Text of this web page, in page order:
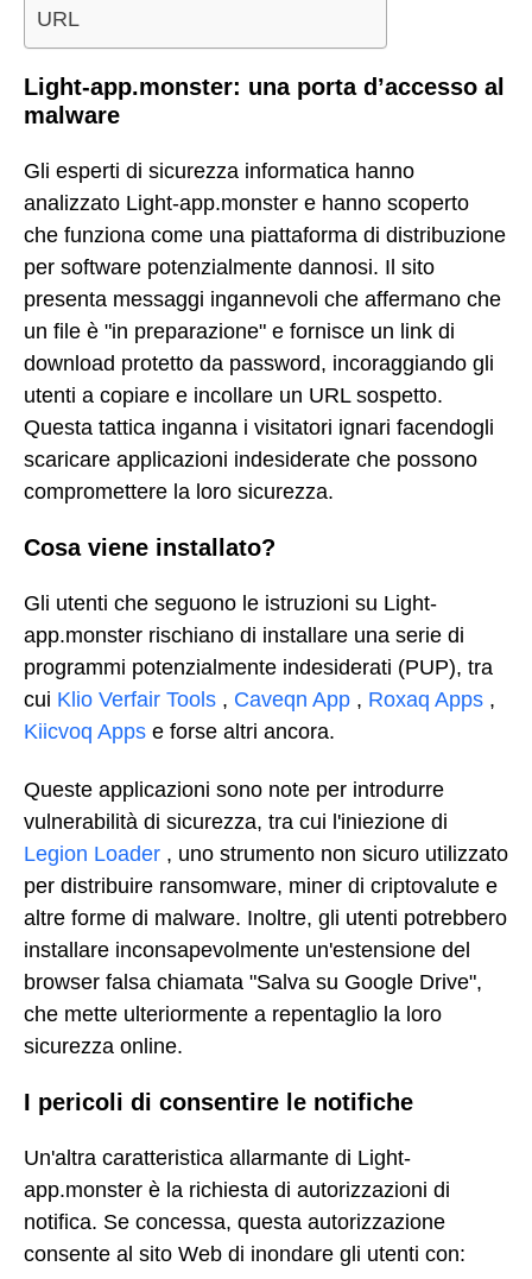
URL
Light-app.monster: una porta d’accesso al
malware
Gli esperti di sicurezza informatica hanno
analizzato Light-app.monster e hanno scoperto
che funziona come una piattaforma di distribuzione
per software potenzialmente dannosi. Il sito
presenta messaggi ingannevoli che affermano che
un file è "in preparazione" e fornisce un link di
download protetto da password, incoraggiando gli
utenti a copiare e incollare un URL sospetto.
Questa tattica inganna i visitatori ignari facendogli
scaricare applicazioni indesiderate che possono
compromettere la loro sicurezza.
Cosa viene installato?
Gli utenti che seguono le istruzioni su Light-
app.monster rischiano di installare una serie di
programmi potenzialmente indesiderati (PUP), tra
cui Klio Verfair Tools , Caveqn App , Roxaq Apps ,
Kiicvoq Apps e forse altri ancora.
Queste applicazioni sono note per introdurre
vulnerabilità di sicurezza, tra cui l'iniezione di
Legion Loader , uno strumento non sicuro utilizzato
per distribuire ransomware, miner di criptovalute e
altre forme di malware. Inoltre, gli utenti potrebbero
installare inconsapevolmente un'estensione del
browser falsa chiamata "Salva su Google Drive",
che mette ulteriormente a repentaglio la loro
sicurezza online.
I pericoli di consentire le notifiche
Un'altra caratteristica allarmante di Light-
app.monster è la richiesta di autorizzazioni di
notifica. Se concessa, questa autorizzazione
consente al sito Web di inondare gli utenti con: